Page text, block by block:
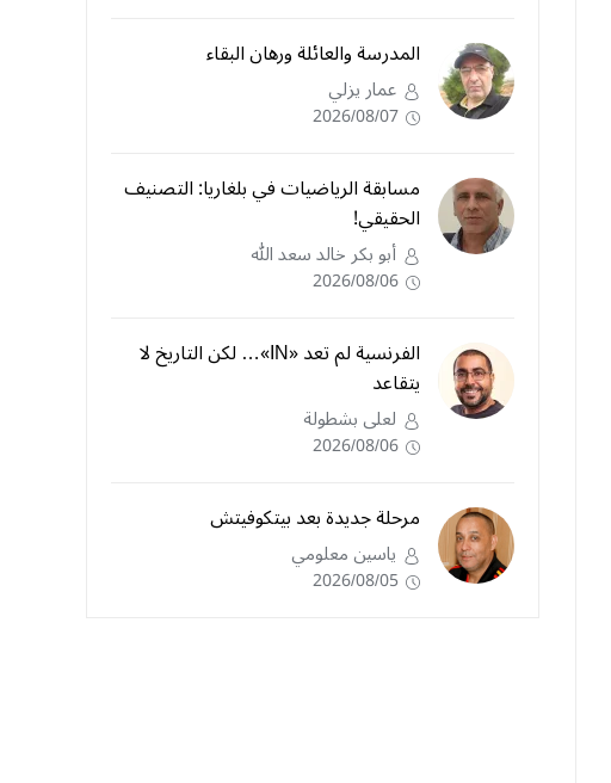
المدرسة والعائلة ورهان البقاء
عمار يزلي
2026/08/07
مسابقة الرياضيات في بلغاريا: التصنيف
الحقيقي!
أبو بكر خالد سعد الله
2026/08/06
الفرنسية لم تعد «IN»… لكن التاريخ لا
يتقاعد
لعلى بشطولة
2026/08/06
مرحلة جديدة بعد بيتكوفيتش
ياسين معلومي
2026/08/05